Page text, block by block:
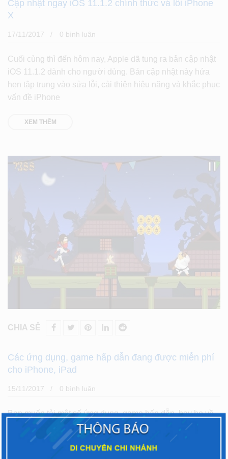
Cập nhật ngay iOS 11.1.2 chính thức vá lỗi iPhone
X
17/11/2017 0 bình luân
Cuối cùng thì đến hôm nay, Apple dã tung ra bản cập nhật
iOS 11.1.2 dành cho người dùng. Bản cập nhật này hứa
hẹn tập trung vào sửa lỗi, cải thiện hiệu năng và khắc phục
vấn đề iPhone
XEM THÊM
CHIA SẺ
Các ứng dụng, game hấp dẫn đang được miễn phí
cho iPhone, iPad
15/11/2017 0 bình luân
Bạn muốn tải một số ứng dụng, game hấp dẫn, hay ho về
cho chiếc iPhone, iPad của mình. Thế nhưng, đa số những
ứng dụng, game đó đều có tính một khoản chi phí, bạn
không thể tải về